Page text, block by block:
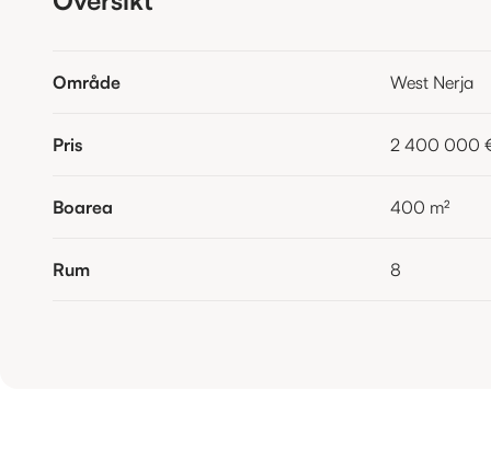
Område West Nerja
Pris 2 400 000
Boarea 400 m²
Rum 8